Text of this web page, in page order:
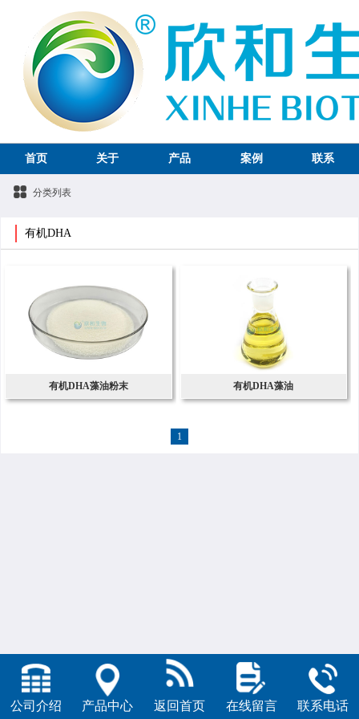
首页 关于 产品 案例 联系
分类列表
有机DHA
有机DHA藻油粉末 有机DHA藻油
1
公司介绍 产品中心 返回首页 在线留言 联系电话